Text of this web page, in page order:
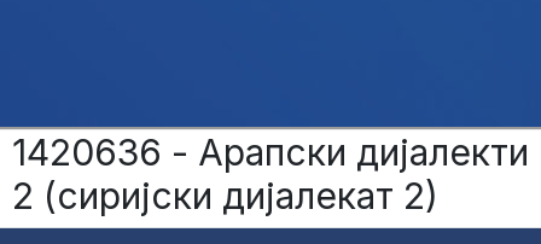
1420636 - Арапски дијалекти
2 (сиријски дијалекат 2)